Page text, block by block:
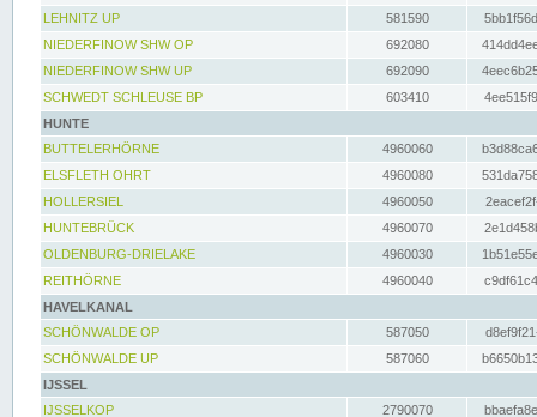
LEHNITZ UP
581590
NIEDERFINOW SHW OP
692080
NIEDERFINOW SHW UP
692090
SCHWEDT SCHLEUSE BP
603410
HUNTE
BUTTELERHÖRNE
4960060
ELSFLETH OHRT
4960080
HOLLERSIEL
4960050
HUNTEBRÜCK
4960070
OLDENBURG-DRIELAKE
4960030
REITHÖRNE
4960040
HAVELKANAL
SCHÖNWALDE OP
587050
SCHÖNWALDE UP
587060
IJSSEL
IJSSELKOP
2790070